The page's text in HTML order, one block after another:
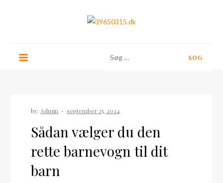
efter:
by:Admin
Sådan vælger du den
rette barnevogn til dit
barn